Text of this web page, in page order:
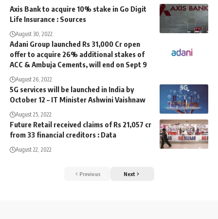
Axis Bank to acquire 10% stake in Go Digit
Life Insurance : Sources
August 30, 2022
Adani Group launched Rs 31,000 Cr open
offer to acquire 26% additional stakes of
ACC & Ambuja Cements, will end on Sept 9
August 26, 2022
5G services will be launched in India by
October 12 – IT Minister Ashwini Vaishnaw
August 25, 2022
Future Retail received claims of Rs 21,057 cr
from 33 financial creditors : Data
August 22, 2022
Previous Next